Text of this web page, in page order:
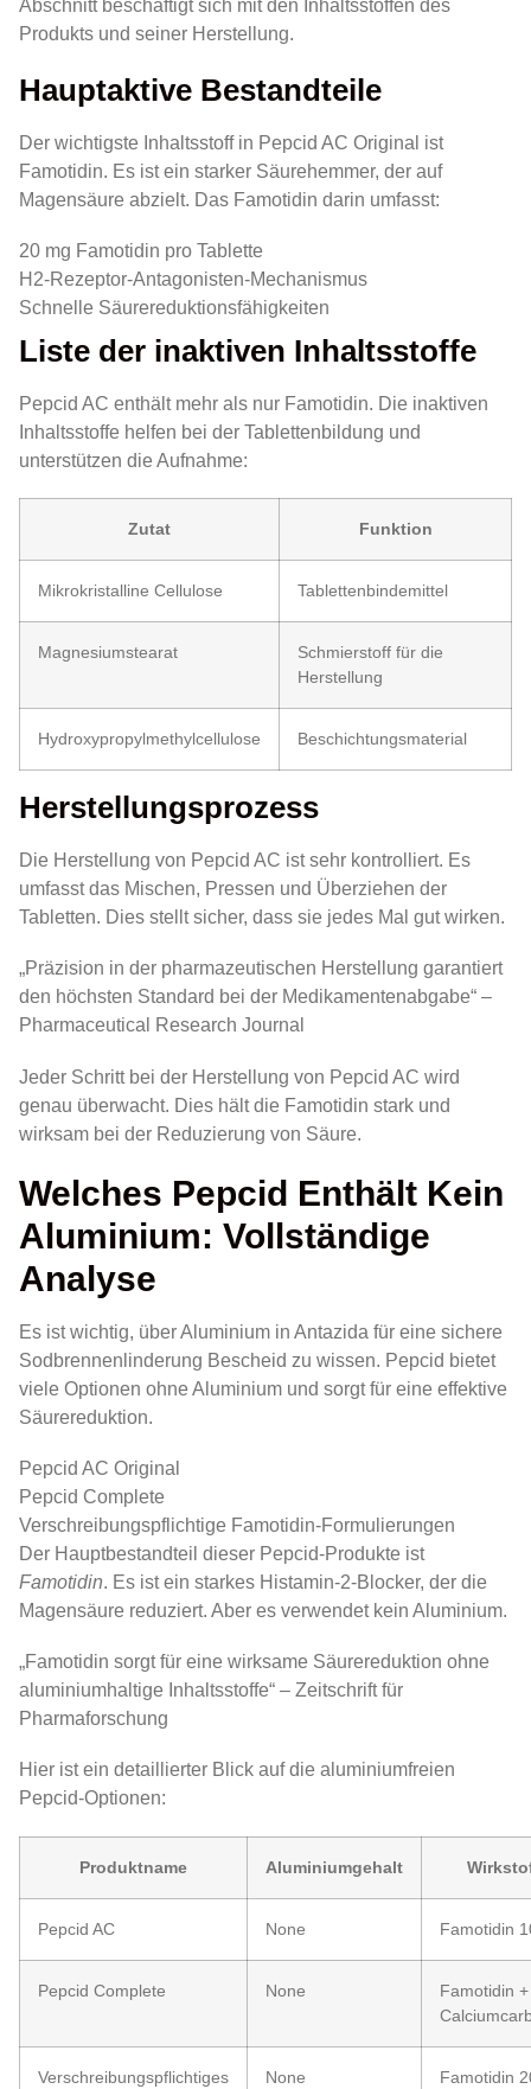
Abschnitt beschäftigt sich mit den Inhaltsstoffen des
Produkts und seiner Herstellung.
Hauptaktive Bestandteile
Der wichtigste Inhaltsstoff in Pepcid AC Original ist
Famotidin. Es ist ein starker Säurehemmer, der auf
Magensäure abzielt. Das Famotidin darin umfasst:
20 mg Famotidin pro Tablette
H2-Rezeptor-Antagonisten-Mechanismus
Schnelle Säurereduktionsfähigkeiten
Liste der inaktiven Inhaltsstoffe
Pepcid AC enthält mehr als nur Famotidin. Die inaktiven
Inhaltsstoffe helfen bei der Tablettenbildung und
unterstützen die Aufnahme:
Zutat Funktion
Mikrokristalline Cellulose Tablettenbindemittel
Magnesiumstearat
Schmierstoff für die
Herstellung
Hydroxypropylmethylcellulose Beschichtungsmaterial
Herstellungsprozess
Die Herstellung von Pepcid AC ist sehr kontrolliert. Es
umfasst das Mischen, Pressen und Überziehen der
Tabletten. Dies stellt sicher, dass sie jedes Mal gut wirken.
„Präzision in der pharmazeutischen Herstellung garantiert
den höchsten Standard bei der Medikamentenabgabe“ –
Pharmaceutical Research Journal
Jeder Schritt bei der Herstellung von Pepcid AC wird
genau überwacht. Dies hält die Famotidin stark und
wirksam bei der Reduzierung von Säure.
Welches Pepcid Enthält Kein
Aluminium: Vollständige
Analyse
Es ist wichtig, über Aluminium in Antazida für eine sichere
Sodbrennenlinderung Bescheid zu wissen. Pepcid bietet
viele Optionen ohne Aluminium und sorgt für eine effektive
Säurereduktion.
Pepcid AC Original
Pepcid Complete
Verschreibungspflichtige Famotidin-Formulierungen
Der Hauptbestandteil dieser Pepcid-Produkte ist
Famotidin. Es ist ein starkes Histamin-2-Blocker, der die
Magensäure reduziert. Aber es verwendet kein Aluminium.
„Famotidin sorgt für eine wirksame Säurereduktion ohne
aluminiumhaltige Inhaltsstoffe“ – Zeitschrift für
Pharmaforschung
Hier ist ein detaillierter Blick auf die aluminiumfreien
Pepcid-Optionen:
Produktname Aluminiumgehalt
Pepcid AC None Famotidin
Pepcid Complete None
Famotidin +
Verschreibungspflichtiges
None
Famotidin